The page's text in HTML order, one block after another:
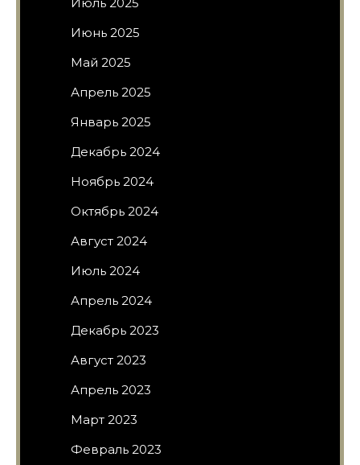
Июнь 2025
Май 2025
Апрель 2025
Январь 2025
Декабрь 2024
Ноябрь 2024
Октябрь 2024
Август 2024
Июль 2024
Апрель 2024
Декабрь 2023
Август 2023
Апрель 2023
Март 2023
Февраль 2023